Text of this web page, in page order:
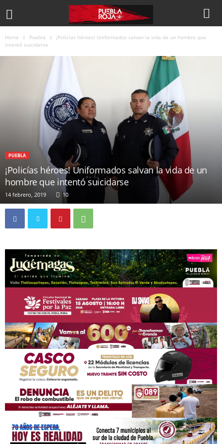
Home Puebla
¡Policías héroes! Uniformados salvan la vida de un hombre que
intentó suicidarse
PUEBLA
¡Policías héroes! Uniformados salvan la vida de un
hombre que intentó suicidarse
14 febrero, 2019 10